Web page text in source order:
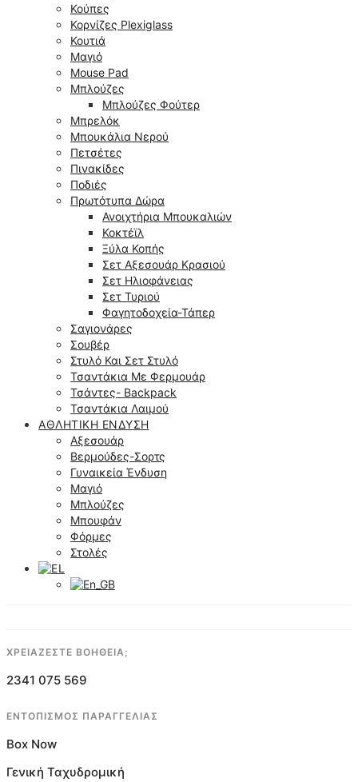
Κούπες
Κορνίζες Plexiglass
Κουτιά
Μαγιό
Mouse Pad
Μπλούζες
Μπλούζες Φούτερ
Μπρελόκ
Μπουκάλια Νερού
Πετσέτες
Πινακίδες
Ποδιές
Πρωτότυπα Δώρα
Ανοιχτήρια Μπουκαλιών
Κοκτέϊλ
Ξύλα Κοπής
Σετ Αξεσουάρ Κρασιού
Σετ Ηλιοφάνειας
Σετ Τυριού
Φαγητοδοχεία-Τάπερ
Σαγιονάρες
Σουβέρ
Στυλό Και Σετ Στυλό
Τσαντάκια Με Φερμουάρ
Τσάντες- Backpack
Τσαντάκια Λαιμού
ΑΘΛΗΤΙΚΉ ΈΝΔΥΣΗ
Αξεσουάρ
Βερμούδες-Σορτς
Γυναικεία Ένδυση
Μαγιό
Μπλούζες
Μπουφάν
Φόρμες
Στολές
ΧΡΕΙΑΖΕΣΤΕ ΒΟΗΘΕΙΑ;
2341 075 569
ΕΝΤΟΠΙΣΜΟΣ ΠΑΡΑΓΓΕΛΙΑΣ
Box Now
Γενική Ταχυδρομική